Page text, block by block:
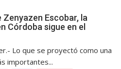
Escobar, la
Córdoba sigue en el
Lo que se proyectó como una
importantes...